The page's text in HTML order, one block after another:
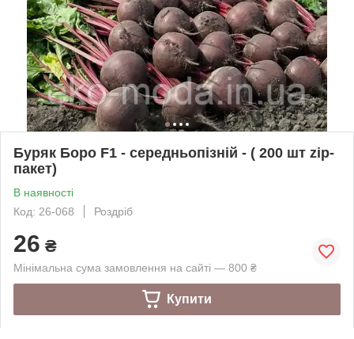
Буряк Боро F1 - середньопізній - ( 200 шт zip-
пакет)
В наявності
Код: 26-068
Роздріб
26 ₴
Мінімальна сума замовлення на сайті — 800 ₴
Купити